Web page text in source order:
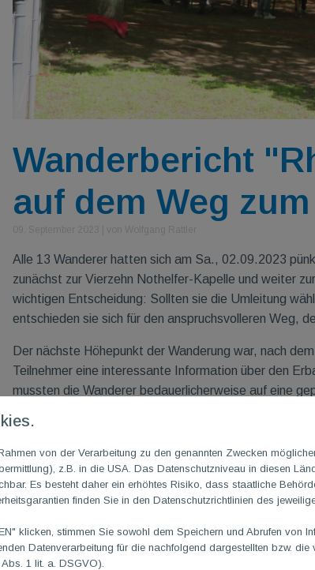
Wanderbericht
auf dem Weg
Alle 13 Wanderer hatten sich am Sa., 02.09.2023
zunächst zur Vierzehn Nothelfer-Kapelle und weiter
wichtigen Entscheidung: Sollten sie die Umleitung
entschieden sie sich für den anspruchsvolleren Weg,
Der nächste Höhepunkt der Wanderung war, nach
Teilnehmer eine interessante Information über den
mussten die Wanderer bedauerlicherweise auf eine
tröpfeln ließ. Dennoch bewältigten sie den einfachen
schließlich die Rheingoldruhe.
Dort wurden sie herzlich vom TG M
Tisch niederlassen. Das Essen ließ keine Wünsche
Chef Michael Marckart grillte persönlich die Würstchen
Anmerkung: Unsere TG ist bereits seit 2012
von der Verarbeitung zu den genannten Zwecken
z.B. in die USA. Das Datenschutzniveau in diesen
Es besteht daher ein erhöhtes Risiko, dass staatliche
finden Sie in den Datenschutzrichtlinien des
klicken, stimmen Sie sowohl dem Speichern und Abrufen von
Datenverarbeitung für die nachfolgend dargestellten bzw. die
1 lit. a. DSGVO).